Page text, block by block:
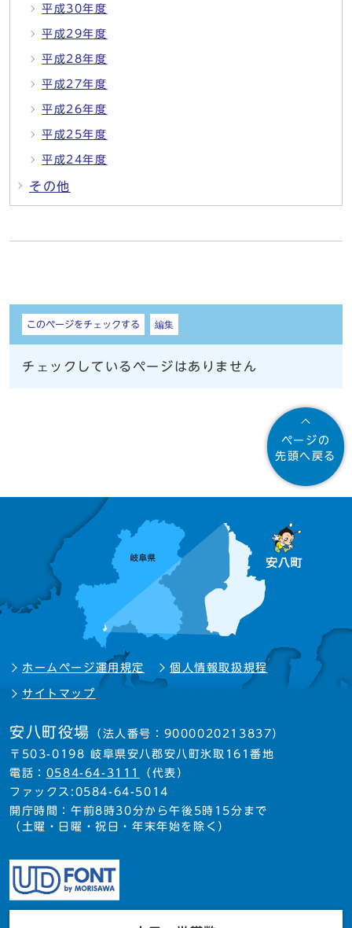
平成30年度
平成29年度
平成28年度
平成27年度
平成26年度
平成25年度
平成24年度
その他
しおり
このページをチェックする 編集
チェックしているページはありません
ページの
先頭へ戻る
ホームページ運用規定 個人情報取扱規程
サイトマップ
安八町役場 （法人番号：9000020213837）
〒503-0198 岐阜県安八郡安八町氷取161番地
電話： 0584-64-3111
（代表）
ファックス:0584-64-5014
開庁時間：午前8時30分から午後5時15分まで
（土曜・日曜・祝日・年末年始を除く）